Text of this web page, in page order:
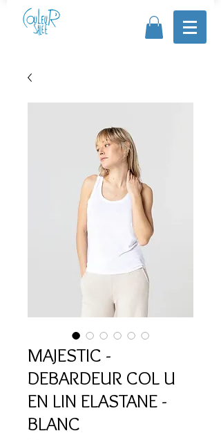
MAJESTIC -
DEBARDEUR COL U
EN LIN ELASTANE -
BLANC